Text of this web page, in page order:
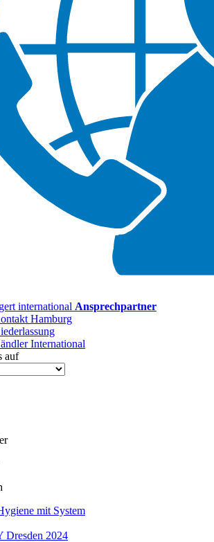
international Ansprechpartner
Hamburg
International
auf
mit System
Dresden 2024